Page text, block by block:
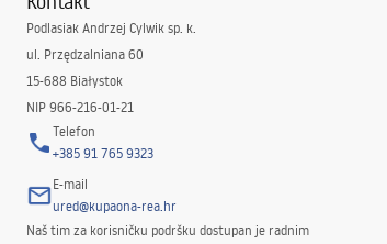
Podlasiak Andrzej Cylwik sp. k.
ul. Przędzalniana 60
15-688 Białystok
NIP 966-216-01-21
Telefon
+385 91 765 9323
E-mail
ured@kupaona-rea.hr
Naš tim za korisničku podršku dostupan je radnim